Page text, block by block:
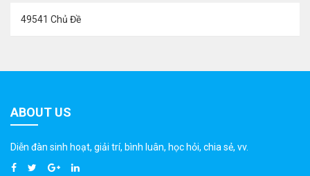
49541 Chủ Đề
ABOUT US
Diễn đàn sinh hoạt, giải trí, bình luân, học hỏi, chia sẻ, vv.